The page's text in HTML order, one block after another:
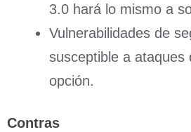
3.0 hará lo mismo a
Vulnerabilidades de
susceptible a ataques
opción.
Contras